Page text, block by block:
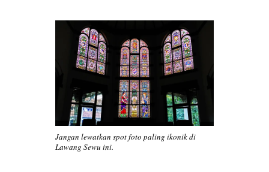
Jangan lewatkan spot foto paling ikonik di
Lawang Sewu ini.